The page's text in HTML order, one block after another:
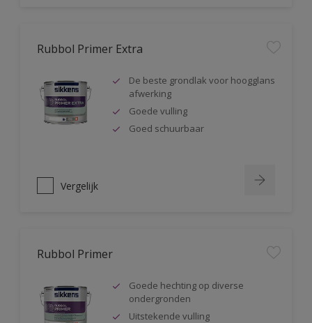
Rubbol Primer Extra
De beste grondlak voor hoogglans
afwerking
Goede vulling
Goed schuurbaar
Vergelijk
Rubbol Primer
Goede hechting op diverse
ondergronden
Uitstekende vulling